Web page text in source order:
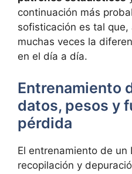
continuación más
sofisticación es tal
muchas veces la
en el día a día.
Entrenamiento
datos, pesos y
pérdida
El entrenamiento de un
recopilación y